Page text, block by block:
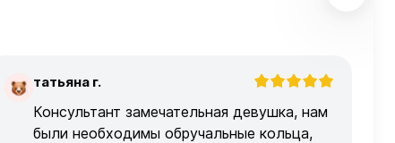
Т татьяна г.
Консультант замечательная девушка, нам
были необходимы обручальные кольца,